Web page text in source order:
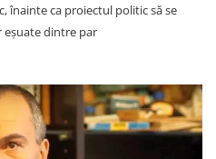
înainte ca proiectul politic să se
eșuate dintre par